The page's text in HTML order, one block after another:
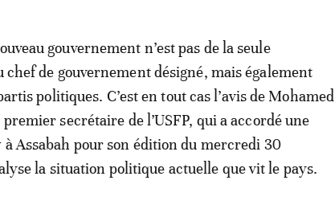
gouvernement n’est pas de la seule
chef de gouvernement désigné, mais également
politiques. C’est en tout cas l’avis de Mohamed
secrétaire de l’USFP, qui a accordé une
Assabah pour son édition du mercredi 30
la situation politique actuelle que vit le pays.